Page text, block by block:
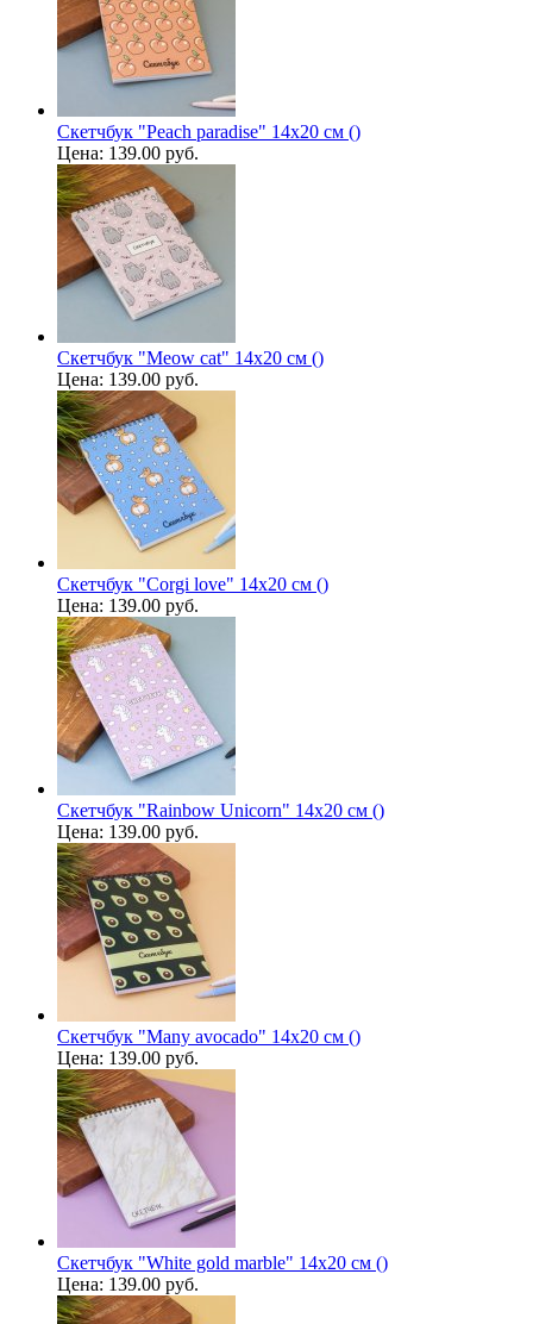
Скетчбук "Peach paradise" 14х20 см ()
Цена: 139.00 руб.
Скетчбук "Meow cat" 14х20 см ()
Цена: 139.00 руб.
Скетчбук "Сorgi love" 14х20 см ()
Цена: 139.00 руб.
Скетчбук "Rainbow Unicorn" 14х20 см ()
Цена: 139.00 руб.
Скетчбук "Many avocado" 14х20 см ()
Цена: 139.00 руб.
Скетчбук "White gold marble" 14х20 см ()
Цена: 139.00 руб.